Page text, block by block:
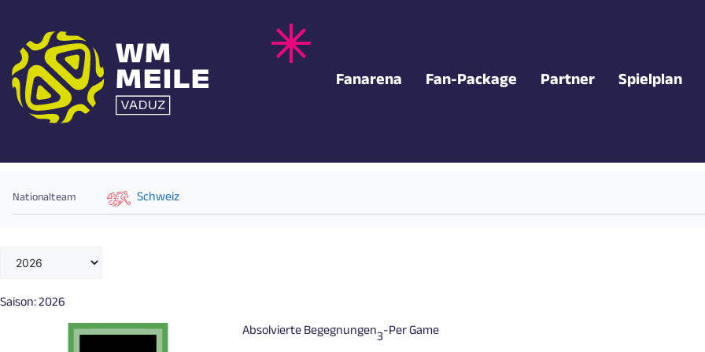
springen
Fanarena Fan-Package Partner Spielplan
RICARDO RODRÍGUEZ
Nationalteam Schweiz
Saison:2026
Absolvierte Begegnungen3-Per Game